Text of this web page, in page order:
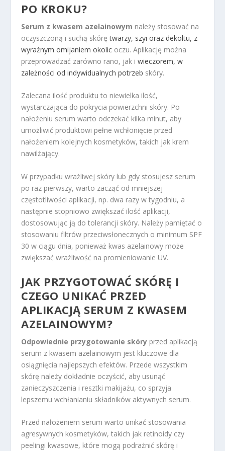
PO KROKU?
Serum z kwasem azelainowym należy stosować na
oczyszczoną i suchą skórętwarzy, szyi oraz dekoltu, z
wyraźnym omijaniem okolic oczu. Aplikację można
przeprowadzać zarówno rano, jak iwieczorem, w
zależności od indywidualnych potrzeb skóry.
Zalecana ilość produktu to niewielka ilość,
wystarczająca do pokrycia powierzchni skóry. Po
nałożeniu serum warto odczekać kilka minut, aby
umożliwić produktowi pełne wchłonięcie przed
nałożeniem kolejnych kosmetyków, takich jak krem
nawilżający.
W przypadku wrażliwej skóry lub gdy stosujesz serum
po raz pierwszy, warto zacząć od mniejszej
częstotliwości aplikacji, np. dwa razy w tygodniu, a
następnie stopniowo zwiększać ilość aplikacji,
dostosowując ją do tolerancji skóry. Należy pamiętać o
stosowaniu filtrów przeciwsłonecznych o minimum SPF
30 w ciągu dnia, ponieważ kwas azelainowy może
zwiększać wrażliwość na promieniowanie UV.
JAK PRZYGOTOWAĆ SKÓRĘ I
CZEGO UNIKAĆ PRZED
APLIKACJĄ SERUM Z KWASEM
AZELAINOWYM?
Odpowiednie przygotowanie skóry przed aplikacją
serum z kwasem azelainowym jest kluczowe dla
osiągnięcia najlepszych efektów. Przede wszystkim
skórę należy dokładnie oczyścić, aby usunąć
zanieczyszczenia i resztki makijażu, co sprzyja
lepszemu wchłanianiu składników aktywnych serum.
Przed nałożeniem serum warto unikać stosowania
agresywnych kosmetyków, takich jak retinoidy czy
peelingi kwasowe, które mogą podrażnić skórę i